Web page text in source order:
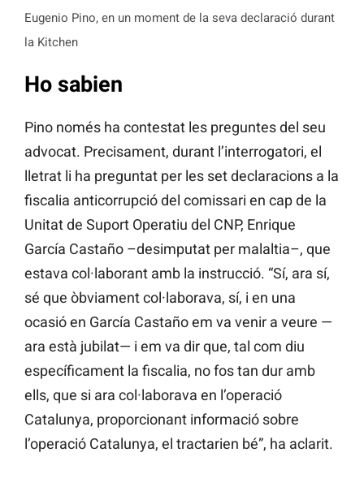
Eugenio Pino, en un moment de la seva declaració durant
la Kitchen
Ho sabien
Pino només ha contestat les preguntes del seu
advocat. Precisament, durant l’interrogatori, el
lletrat li ha preguntat per les set declaracions a la
fiscalia anticorrupció del comissari en cap de la
Unitat de Suport Operatiu del CNP, Enrique
García Castaño –desimputat per malaltia–, que
estava col·laborant amb la instrucció. “Sí, ara sí,
sé que òbviament col·laborava, sí, i en una
ocasió en García Castaño em va venir a veure —
ara està jubilat— i em va dir que, tal com diu
específicament la fiscalia, no fos tan dur amb
ells, que si ara col·laborava en l’operació
Catalunya, proporcionant informació sobre
l’operació Catalunya, el tractarien bé”, ha aclarit.